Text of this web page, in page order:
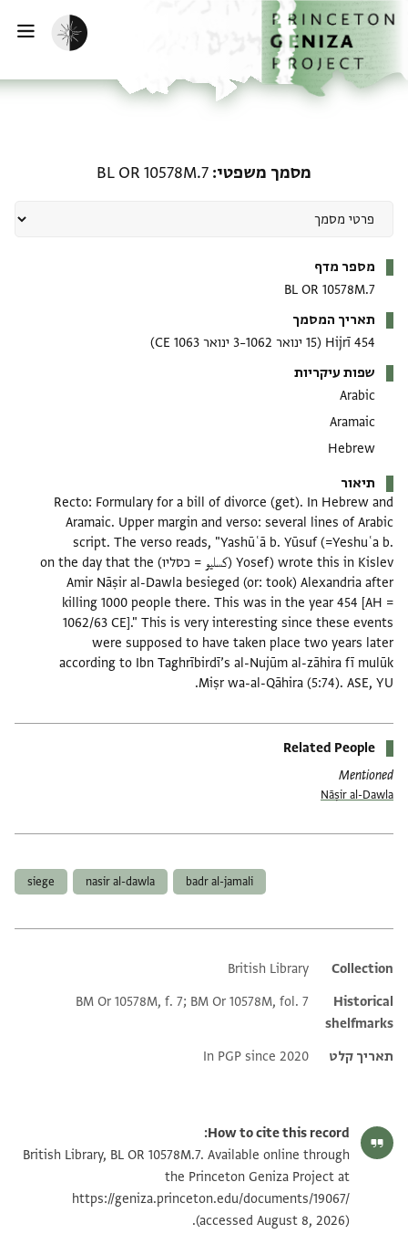
דילוג לתוכן
דף הבית
הפעלת מצב כהה
מסמך משפטי BL OR 10578M.7
מספר מדף
BL OR 10578M.7
תאריך המסמך
454 Hijrī
(15 ינואר 1062–3 ינואר 1063 CE)
שפות עיקריות
Arabic
Aramaic
Hebrew
תיאור
Recto: Formulary for a bill of divorce (get). In Hebrew and
Aramaic. Upper margin and verso: several lines of Arabic
script. The verso reads, "Yashūʿā b. Yūsuf (=Yeshuʿa b.
Yosef) wrote this in Kislev (كسليو = כסליו) on the day that the
Amir Nāṣir al-Dawla besieged (or: took) Alexandria after
killing 1000 people there. This was in the year 454 [AH =
1062/63 CE]." This is very interesting since these events
were supposed to have taken place two years later
according to Ibn Taghrībirdī’s al-Nujūm al-zāhira fī mulūk
Miṣr wa-al-Qāhira (5:74). ASE, YU.
Related People
Mentioned
Nāṣir al-Dawla
badr al-jamali
nasir al-dawla
siege
Additional metadata
Collection
British Library
Historical
shelfmarks
BM Or 10578M, f. 7; BM Or 10578M, fol. 7
תאריך קלט In PGP since 2020
How to cite this record:
British Library, BL OR 10578M.7. Available online through
the Princeton Geniza Project at
https://geniza.princeton.edu/documents/19067/
(accessed August 8, 2026).